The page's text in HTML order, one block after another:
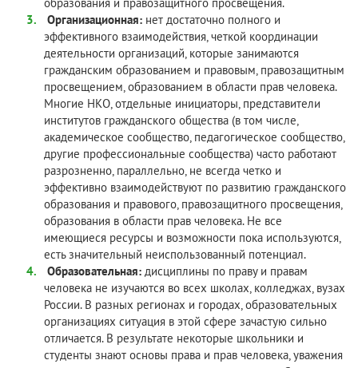
Организационная: нет достаточно полного и
эффективного взаимодействия, четкой координации
деятельности организаций, которые занимаются
гражданским образованием и правовым, правозащитным
просвещением, образованием в области прав человека.
Многие НКО, отдельные инициаторы, представители
институтов гражданского общества (в том числе,
академическое сообщество, педагогическое сообщество,
другие профессиональные сообщества) часто работают
разрозненно, параллельно, не всегда четко и
эффективно взаимодействуют по развитию гражданского
образования и правового, правозащитного просвещения,
образования в области прав человека. Не все
имеющиеся ресурсы и возможности пока используются,
есть значительный неиспользованный потенциал.
Образовательная: дисциплины по праву и правам
человека не изучаются во всех школах, колледжах, вузах
России. В разных регионах и городах, образовательных
организациях ситуация в этой сфере зачастую сильно
отличается. В результате некоторые школьники и
студенты знают основы права и прав человека, уважения